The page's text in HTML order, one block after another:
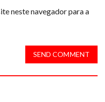
neste navegador para a
SEND COMMENT